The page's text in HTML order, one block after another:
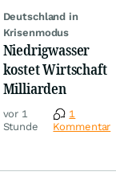
Deutschland in
Krisenmodus
Niedrigwasser
kostet Wirtschaft
Milliarden
vor 1
Stunde
1
Kommentar